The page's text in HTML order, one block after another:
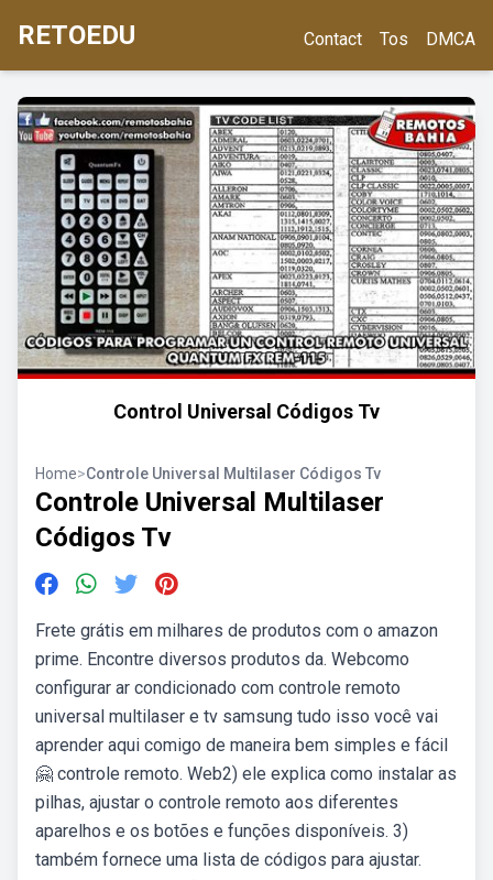
RETOEDU Contact Tos DMCA
Control Universal Códigos Tv
Home>Controle Universal Multilaser Códigos Tv
Controle Universal Multilaser
Códigos Tv
Frete grátis em milhares de produtos com o amazon
prime. Encontre diversos produtos da. Webcomo
configurar ar condicionado com controle remoto
universal multilaser e tv samsung tudo isso você vai
aprender aqui comigo de maneira bem simples e fácil
🤗 controle remoto. Web2) ele explica como instalar as
pilhas, ajustar o controle remoto aos diferentes
aparelhos e os botões e funções disponíveis. 3)
também fornece uma lista de códigos para ajustar.